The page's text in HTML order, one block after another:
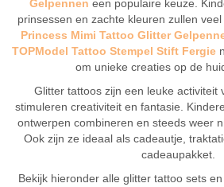
Gelpennen een populaire keuze.
prinsessen en zachte kleuren zullen
Princess Mimi Tattoo Glitter
TOPModel Tattoo Stempel Stift Fergie
om unieke creaties op de
Glitter tattoos zijn een leuke activiteit
stimuleren creativiteit en fantasie.
ontwerpen combineren en steeds weer
Ook zijn ze ideaal als cadeautje,
cadeaupakket.
Bekijk hieronder alle glitter tattoo sets